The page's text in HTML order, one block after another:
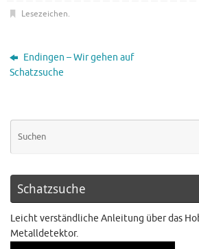
Lesezeichen.
Endingen – Wir gehen auf
Schatzsuche
Schatzsuche
Leicht verständliche Anleitung über das
Metalldetektor.